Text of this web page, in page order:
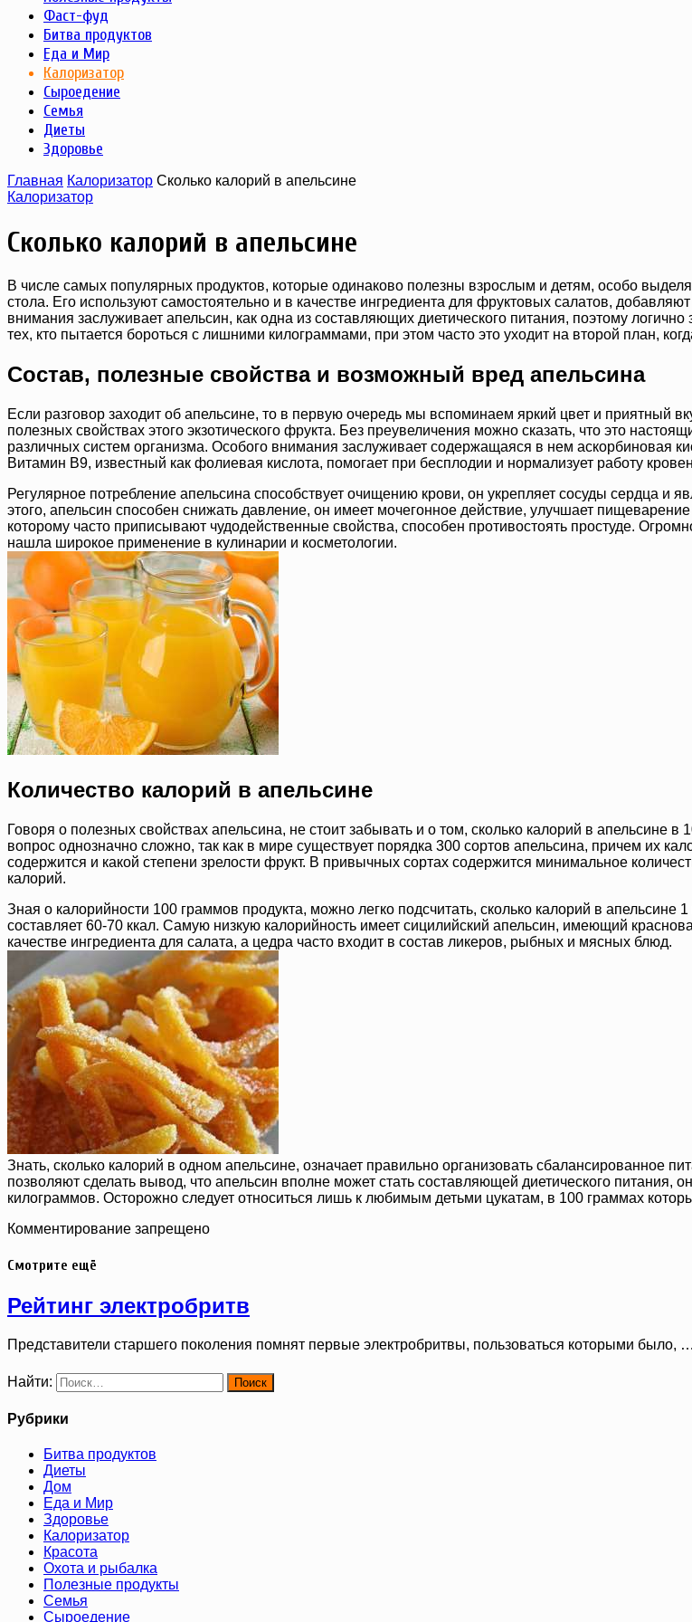
Фаст-фуд
Битва продуктов
Еда и Мир
Калоризатор
Сыроедение
Семья
Диеты
Здоровье
Главная Калоризатор Сколько калорий в апельсине
Калоризатор
Сколько калорий в апельсине
В числе самых популярных продуктов, которые одинаково полезны взрослым и детям, особо
стола. Его используют самостоятельно и в качестве ингредиента для фруктовых салатов,
внимания заслуживает апельсин, как одна из составляющих диетического питания, поэтому
тех, кто пытается бороться с лишними килограммами, при этом часто это уходит на второй план,
Состав, полезные свойства и возможный вред апельсина
Если разговор заходит об апельсине, то в первую очередь мы вспоминаем яркий цвет и приятный
полезных свойствах этого экзотического фрукта. Без преувеличения можно сказать, что это
различных систем организма. Особого внимания заслуживает содержащаяся в нем аскорбиновая
Витамин B9, известный как фолиевая кислота, помогает при бесплодии и нормализует работу
Регулярное потребление апельсина способствует очищению крови, он укрепляет сосуды сердца
этого, апельсин способен снижать давление, он имеет мочегонное действие, улучшает
которому часто приписывают чудодейственные свойства, способен противостоять простуде.
нашла широкое применение в кулинарии и косметологии.
Количество калорий в апельсине
Говоря о полезных свойствах апельсина, не стоит забывать и о том, сколько калорий в апельсине
вопрос однозначно сложно, так как в мире существует порядка 300 сортов апельсина, причем их
содержится и какой степени зрелости фрукт. В привычных сортах содержится минимальное
калорий.
Зная о калорийности 100 граммов продукта, можно легко подсчитать, сколько калорий в
составляет 60-70 ккал. Самую низкую калорийность имеет сицилийский апельсин, имеющий
качестве ингредиента для салата, а цедра часто входит в состав ликеров, рыбных и мясных блюд.
Знать, сколько калорий в одном апельсине, означает правильно организовать сбалансированное
позволяют сделать вывод, что апельсин вполне может стать составляющей диетического питания,
килограммов. Осторожно следует относиться лишь к любимым детьми цукатам, в 100 граммах
Комментирование запрещено
Смотрите ещё
Рейтинг электробритв
Представители старшего поколения помнят первые электробритвы, пользоваться которыми было, …
Найти:
Рубрики
Битва продуктов
Диеты
Дом
Еда и Мир
Здоровье
Калоризатор
Красота
Охота и рыбалка
Полезные продукты
Семья
Сыроедение